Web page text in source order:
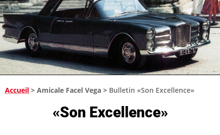
Accueil > Amicale Facel Vega > Bulletin «Son Excellence»
«Son Excellence»